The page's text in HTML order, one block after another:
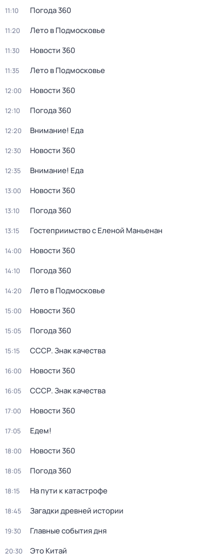
11:10 Погода 360
11:20 Лето в Подмосковье
11:30 Новости 360
11:35 Лето в Подмосковье
12:00 Новости 360
12:10 Погода 360
12:20 Внимание! Еда
12:30 Новости 360
12:35 Внимание! Еда
13:00 Новости 360
13:10 Погода 360
13:15 Гостеприимство с Еленой Маньенан
14:00 Новости 360
14:10 Погода 360
14:20 Лето в Подмосковье
15:00 Новости 360
15:05 Погода 360
15:15 СССР. Знак качества
16:00 Новости 360
16:05 СССР. Знак качества
17:00 Новости 360
17:05 Едем!
18:00 Новости 360
18:05 Погода 360
18:15 На пути к катастрофе
18:45 Загадки древней истории
19:30 Главные события дня
20:30 Это Китай